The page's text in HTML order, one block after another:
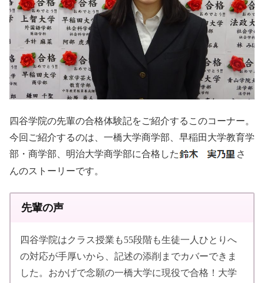
四谷学院の先輩の合格体験記をご紹介するこのコーナー。
今回ご紹介するのは、一橋大学商学部、早稲田大学教育学
部・商学部、明治大学商学部に合格した
さ
んのストーリーです。
先輩の声
四谷学院はクラス授業も55段階も生徒一人ひとりへ
の対応が手厚いから、記述の添削までカバーできま
した。おかげで念願の一橋大学に現役で合格！大学